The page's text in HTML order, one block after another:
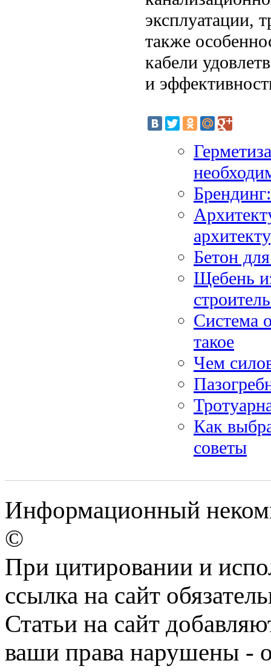
эксплуатации,
также
кабели
и
Бетон
Щебень
Система
такое
Чем
Как
советы
Информационный
©
При цитировании и
ссылка на сайт
Статьи на сайт
ваши права нарушены -